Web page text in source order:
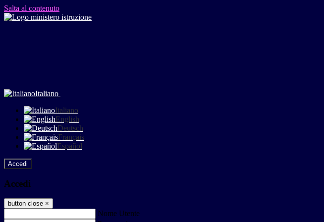
Salta al contenuto
Italiano
Italiano
English
Deutsch
Français
Español
Accedi
Accedi
button close ×
Nome Utente